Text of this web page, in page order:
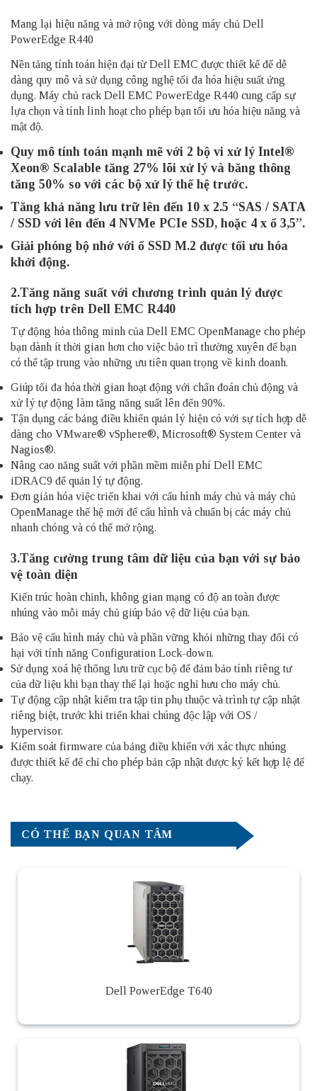
Mang lại hiệu năng và mở rộng với dòng máy chủ Dell
PowerEdge R440
Nền tảng tính toán hiện đại từ Dell EMC được thiết kế để dễ
dàng quy mô và sử dụng công nghệ tối đa hóa hiệu suất ứng
dụng. Máy chủ rack Dell EMC PowerEdge R440 cung cấp sự
lựa chọn và tính linh hoạt cho phép bạn tối ưu hóa hiệu năng và
mật độ.
Quy mô tính toán mạnh mẽ với 2 bộ vi xử lý Intel®
Xeon® Scalable tăng 27% lõi xử lý và băng thông
tăng 50% so với các bộ xử lý thế hệ trước.
Tăng khả năng lưu trữ lên đến 10 x 2.5 “SAS / SATA
/ SSD với lên đến 4 NVMe PCIe SSD, hoặc 4 x ổ 3,5”.
Giải phóng bộ nhớ với ổ SSD M.2 được tối ưu hóa
khởi động.
2.Tăng năng suất với chương trình quản lý được
tích hợp trên Dell EMC R440
Tự động hóa thông minh của Dell EMC OpenManage cho phép
bạn dành ít thời gian hơn cho việc bảo trì thường xuyên để bạn
có thể tập trung vào những ưu tiên quan trọng về kinh doanh.
Giúp tối đa hóa thời gian hoạt động với chẩn đoán chủ động và
xử lý tự động làm tăng năng suất lên đến 90%.
Tận dụng các bảng điều khiển quản lý hiện có với sự tích hợp dễ
dàng cho VMware® vSphere®, Microsoft® System Center và
Nagios®.
Nâng cao năng suất với phần mềm miễn phí Dell EMC
iDRAC9 để quản lý tự động.
Đơn giản hóa việc triển khai với cấu hình máy chủ và máy chủ
OpenManage thế hệ mới để cấu hình và chuẩn bị các máy chủ
nhanh chóng và có thể mở rộng.
3.Tăng cường trung tâm dữ liệu của bạn với sự bảo
vệ toàn diện
Kiến trúc hoàn chỉnh, không gian mạng có độ an toàn được
nhúng vào mỗi máy chủ giúp bảo vệ dữ liệu của bạn.
Bảo vệ cấu hình máy chủ và phần vững khỏi những thay đổi có
hại với tính năng Configuration Lock-down.
Sử dụng xoá hệ thống lưu trữ cục bộ để đảm bảo tính riêng tư
của dữ liệu khi bạn thay thế lại hoặc nghỉ hưu cho máy chủ.
Tự động cập nhật kiểm tra tập tin phụ thuộc và trình tự cập nhật
riêng biệt, trước khi triển khai chúng độc lập với OS /
hypervisor.
Kiểm soát firmware của bảng điều khiển với xác thực nhúng
được thiết kế để chỉ cho phép bản cập nhật được ký kết hợp lệ để
chạy.
CÓ THỂ BẠN QUAN TÂM
Dell PowerEdge T640